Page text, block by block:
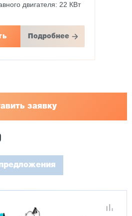
двигателя: 22 КВт
Подробнее
заявку